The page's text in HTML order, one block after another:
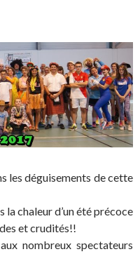
les déguisements de cette
chaleur d’un été précoce
et crudités!!
nombreux spectateurs